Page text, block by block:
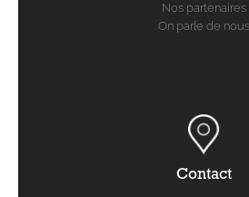
Nos partenaires
On parle de nous
Contact